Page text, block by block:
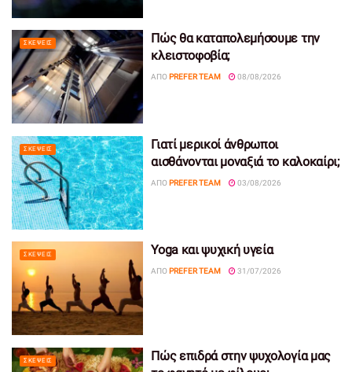
ΣΚΈΨΕΙΣ
Πώς θα καταπολεμήσουμε την
κλειστοφοβία;
ΑΠΌ PREFER TEAM 08/08/2026
ΣΚΈΨΕΙΣ
Γιατί μερικοί άνθρωποι
αισθάνονται μοναξιά το καλοκαίρι;
ΑΠΌ PREFER TEAM 03/08/2026
ΣΚΈΨΕΙΣ Yoga και ψυχική υγεία
ΑΠΌ PREFER TEAM 31/07/2026
ΣΚΈΨΕΙΣ
Πώς επιδρά στην ψυχολογία μας